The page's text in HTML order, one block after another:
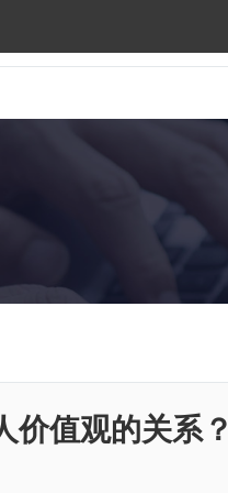
值观的关系？